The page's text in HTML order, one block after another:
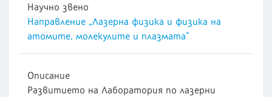
Научно звено
Направление „Лазерна физика и физика на
атомите, молекулите и плазмата“
Описание
Развитието на Лаборатория по лазерни